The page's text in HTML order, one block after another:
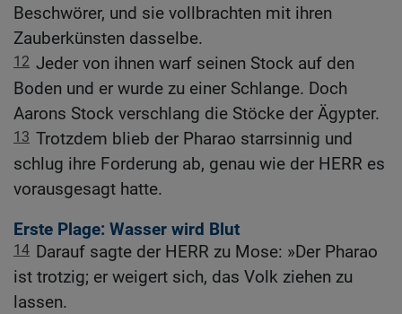
Beschwörer, und sie vollbrachten mit ihren
Zauberkünsten dasselbe.
12 Jeder von ihnen warf seinen Stock auf den
Boden und er wurde zu einer Schlange. Doch
Aarons Stock verschlang die Stöcke der Ägypter.
13 Trotzdem blieb der Pharao starrsinnig und
schlug ihre Forderung ab, genau wie der HERR es
vorausgesagt hatte.
Erste Plage: Wasser wird Blut
14 Darauf sagte der HERR zu Mose: »Der Pharao
ist trotzig; er weigert sich, das Volk ziehen zu
lassen.